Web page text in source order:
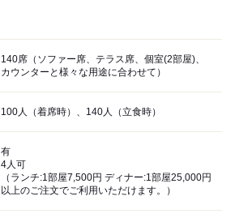
140席（ソファー席、テラス席、個室(2部屋)、
カウンターと様々な用途に合わせて）
100人（着席時）、140人（立食時）
有
4人可
（ランチ:1部屋7,500円 ディナー:1部屋25,000円
以上のご注文でご利用いただけます。）